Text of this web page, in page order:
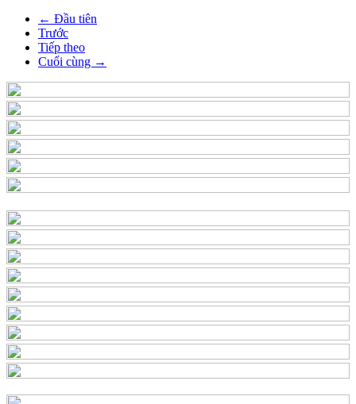
← Đầu tiên
Trước
Tiếp theo
Cuối cùng →